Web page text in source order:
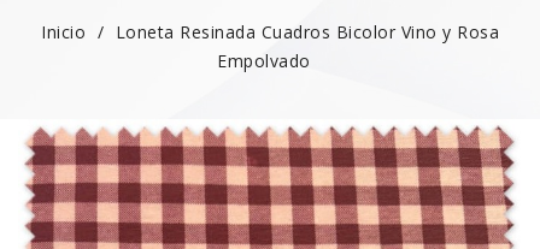
Inicio
Loneta Resinada Cuadros Bicolor Vino y Rosa
Empolvado
NUEVO